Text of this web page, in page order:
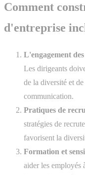
Comment
d'entreprise
L'engagement
Les dirigeants
de la diversité et
communication.
Pratiques de
stratégies de
favorisent la
Formation et
aider les employés